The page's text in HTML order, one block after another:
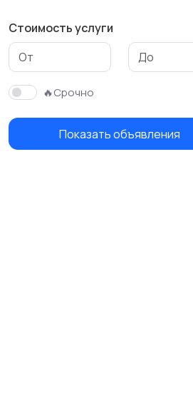
Стоимость услуги
🔥Срочно
Показать объявления